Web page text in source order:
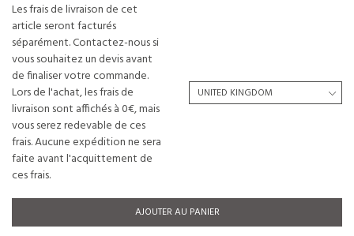
Les frais de livraison de cet
article seront facturés
séparément. Contactez-nous si
vous souhaitez un devis avant
de finaliser votre commande.
Lors de l'achat, les frais de
livraison sont affichés à 0€, mais
vous serez redevable de ces
frais. Aucune expédition ne sera
faite avant l'acquittement de
ces frais.
AJOUTER AU PANIER